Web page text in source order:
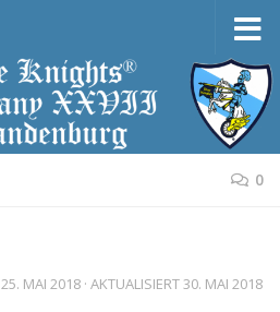
0
25. MAI 2018 · AKTUALISIERT30. MAI 2018